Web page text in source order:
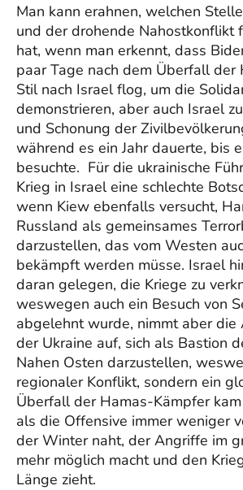
Man kann erahnen, welchen
und der drohende Nahostkonflikt
hat, wenn man erkennt, dass
paar Tage nach dem Überfall der
Stil nach Israel flog, um die
demonstrieren, aber auch Israel
und Schonung der
während es ein Jahr dauerte, bis
besuchte. Für die ukrainische
Krieg in Israel eine schlechte
wenn Kiew ebenfalls versucht,
Russland als gemeinsames
darzustellen, das vom Westen
bekämpft werden müsse. Israel
daran gelegen, die Kriege zu
weswegen auch ein Besuch von
abgelehnt wurde, nimmt aber die
der Ukraine auf, sich als Bastion
Nahen Osten darzustellen,
regionaler Konflikt, sondern ein
Überfall der Hamas-Kämpfer
als die Offensive immer weniger
der Winter naht, der Angriffe im
mehr möglich macht und den
Länge zieht.